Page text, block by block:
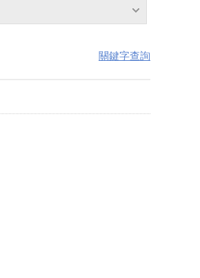
關鍵字查詢